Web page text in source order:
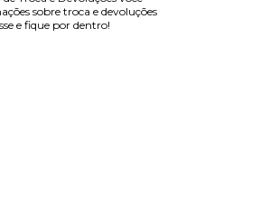
sobre troca e devoluções
e fique por dentro!